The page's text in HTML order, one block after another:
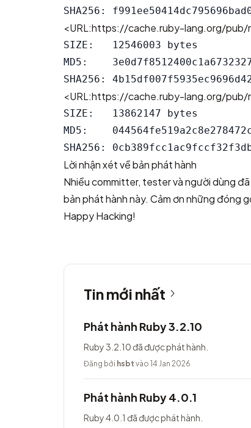
<URL:https://cache.ruby-lang.org/
SIZE:   12546003 bytes
MD5:
<URL:https://cache.ruby-lang.org/pub/
SIZE:   13862147 bytes
MD5:
Lời nhận xét về bản phát hành
Nhiều committer, tester và người dùng
bản phát hành này. Cảm ơn những đóng
Happy Hacking!
Tin mới nhất
Phát hành Ruby 3.2.10
Ruby 3.2.10 đã được phát hành.
Đăng bởi hsbt vào 14 Jan 2026
Phát hành Ruby 4.0.1
Ruby 4.0.1 đã được phát hành.